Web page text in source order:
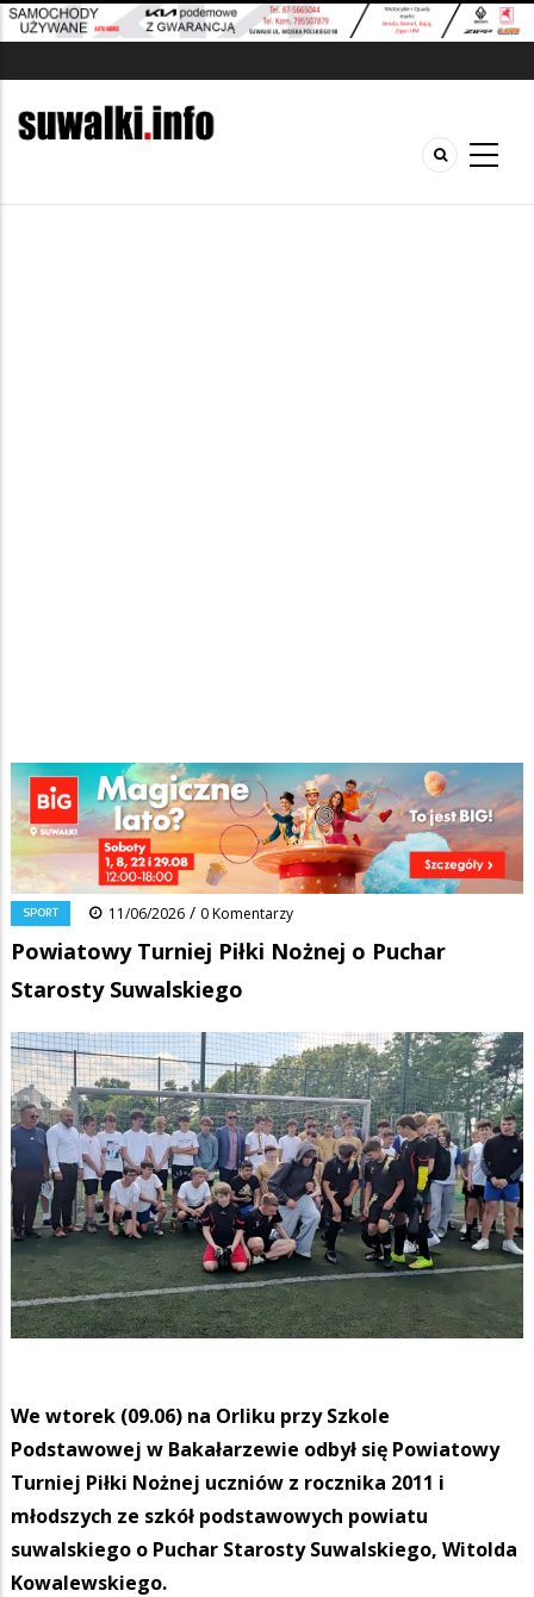
Ścieżka
nawigacyjna
Strona główna/Wiadomości/Sport/
Powiatowy Turniej Piłki Nożnej o Puchar Starosty Suwalskiego
FacebookPinterestTumblr
0 Reddit Share
SPORT 11/06/2026 / 0 Komentarzy
Powiatowy Turniej Piłki Nożnej o Puchar
Starosty Suwalskiego
We wtorek (09.06) na Orliku przy Szkole
Podstawowej w Bakałarzewie odbył się Powiatowy
Turniej Piłki Nożnej uczniów z rocznika 2011 i
młodszych ze szkół podstawowych powiatu
suwalskiego o Puchar Starosty Suwalskiego, Witolda
Kowalewskiego.